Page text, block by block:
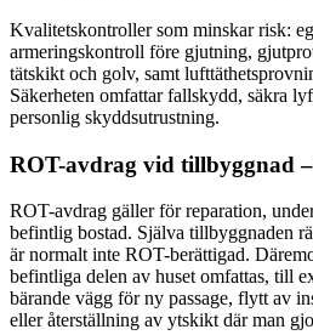
Kvalitetskontroller som minskar risk:
armeringskontroll före gjutning,
tätskikt och golv, samt
Säkerheten omfattar fallskydd, säkra
personlig skyddsutrustning.
ROT-avdrag vid tillbyggnad
ROT-avdrag gäller för reparation,
befintlig bostad. Själva tillbyggnaden
är normalt inte ROT-berättigad.
befintliga delen av huset omfattas, till
bärande vägg för ny passage, flytt av
eller återställning av ytskikt där man